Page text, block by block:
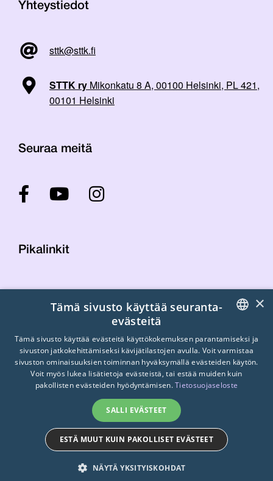
Yhteystiedot
sttk@sttk.fi
STTK ry Mikonkatu 8 A, 00100 Helsinki, PL 421,
00101 Helsinki
Seuraa meitä
Pikalinkit
Laskutustiedot
Tietosuojaseloste
Turvallisemman tilan periaatteet
© 2026 STTK. Made with ❤ byAvoin.Systems
FINNISH
SWEDISH
×
Tämä sivusto käyttää seuranta-
evästeitä
Tämä sivusto käyttää evästeitä käyttökokemuksen parantamiseksi ja
sivuston jatkokehittämiseksi kävijätilastojen avulla. Voit varmistaa
sivuston ominaisuuksien toiminnan hyväksymällä evästeiden käytön.
Voit myös lukea lisätietoja evästeistä, tai estää muiden kuin
pakollisten evästeiden hyödyntämisen.Tietosuojaseloste
SALLI EVÄSTEET
ESTÄ MUUT KUIN PAKOLLISET EVÄSTEET
NÄYTÄ YKSITYISKOHDAT